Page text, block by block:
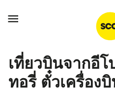

เที่ยวบินจากอี
ทอรี่ ตั๋วเครื่อง